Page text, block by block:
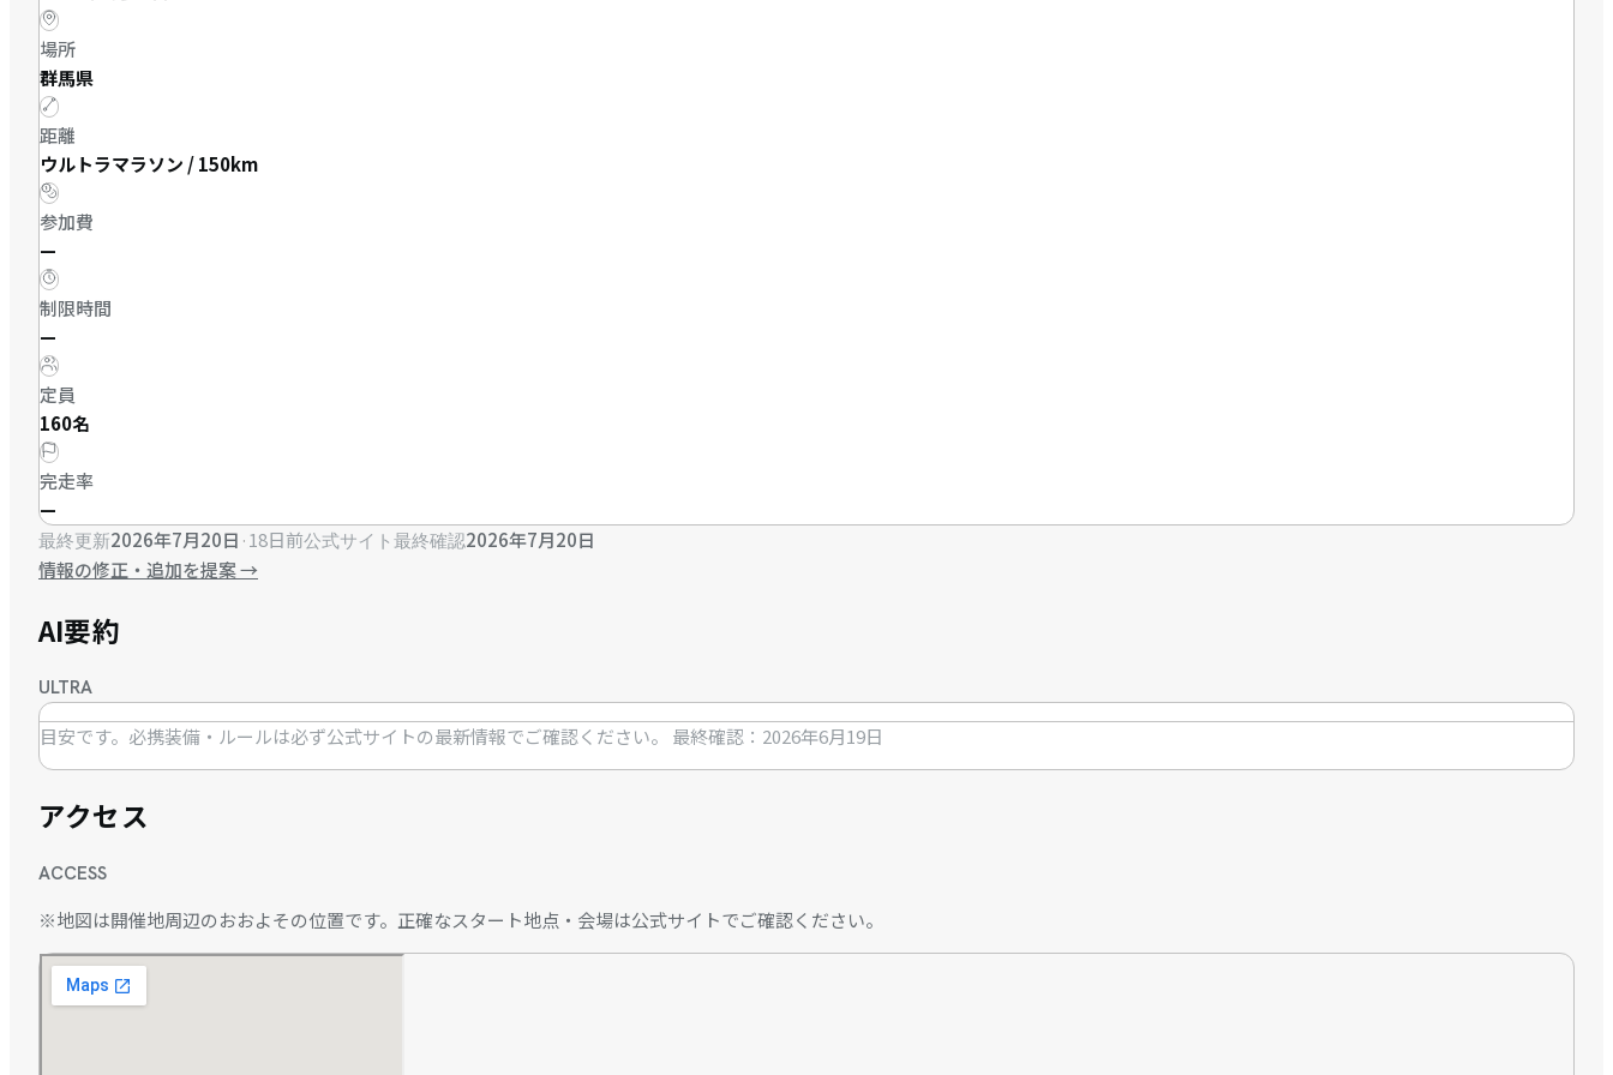
場所
群馬県
距離
ウルトラマラソン / 150km
参加費
—
制限時間
—
定員
160名
完走率
—
最終更新2026年7月20日 ·18日前公式サイト最終確認2026年7月20日
情報の修正・追加を提案→
AI要約
ULTRA
目安です。必携装備・ルールは必ず公式サイトの最新情報でご確認ください。 最終確認：2026年6月19日
アクセス
ACCESS
※地図は開催地周辺のおおよその位置です。正確なスタート地点・会場は公式サイトでご確認ください。